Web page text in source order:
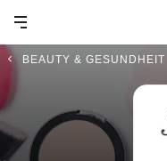
BEAUTY & GESUNDHEIT